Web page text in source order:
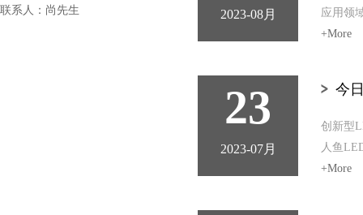
联系人：尚先生 2023-08月
应用领
+More
23
2023-07月
今
创新型
人鱼
+More